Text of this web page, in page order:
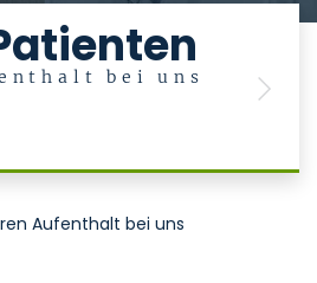
bei uns
Next
Klinik VI)
Aufenthalt bei uns